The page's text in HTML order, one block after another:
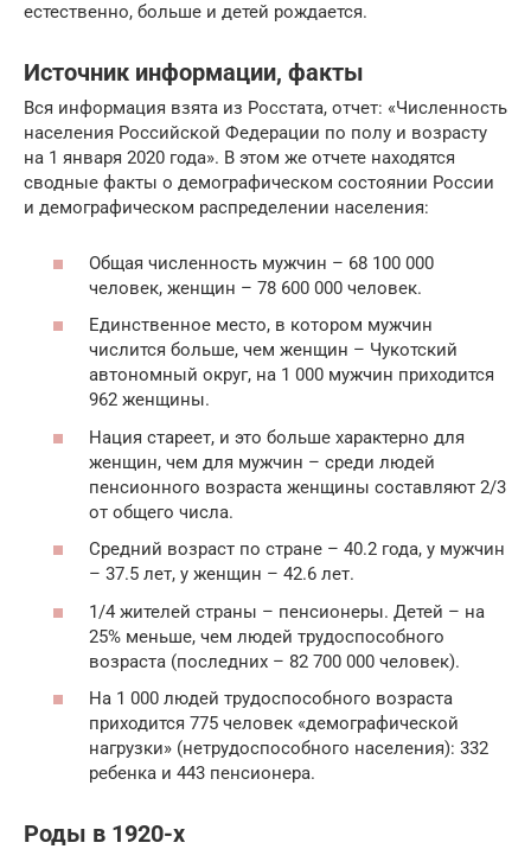
естественно, больше и детей рождается.
Источник информации, факты
Вся информация взята из Росстата, отчет: «Численность
населения Российской Федерации по полу и возрасту
на 1 января 2020 года». В этом же отчете находятся
сводные факты о демографическом состоянии России
и демографическом распределении населения:
Общая численность мужчин – 68 100 000
человек, женщин – 78 600 000 человек.
Единственное место, в котором мужчин
числится больше, чем женщин – Чукотский
автономный округ, на 1 000 мужчин приходится
962 женщины.
Нация стареет, и это больше характерно для
женщин, чем для мужчин – среди людей
пенсионного возраста женщины составляют 2/3
от общего числа.
Средний возраст по стране – 40.2 года, у мужчин
– 37.5 лет, у женщин – 42.6 лет.
1/4 жителей страны – пенсионеры. Детей – на
25% меньше, чем людей трудоспособного
возраста (последних – 82 700 000 человек).
На 1 000 людей трудоспособного возраста
приходится 775 человек «демографической
нагрузки» (нетрудоспособного населения): 332
ребенка и 443 пенсионера.
Роды в 1920-х